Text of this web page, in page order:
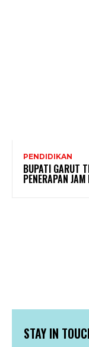
PENDIDIKAN
BUPATI GARUT
PENERAPAN
STAY IN